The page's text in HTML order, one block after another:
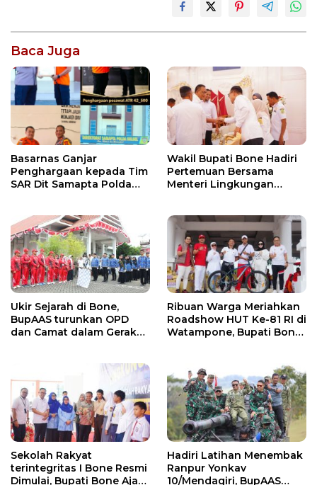
Baca Juga
Basarnas Ganjar
Penghargaan kepada Tim
SAR Dit Samapta Polda
Wakil Bupati Bone Hadiri
Pertemuan Bersama
Menteri Lingkungan
PSEL
Ukir Sejarah di Bone,
BupAAS turunkan OPD
dan Camat dalam Gerak
Ribuan Warga Meriahkan
Roadshow HUT Ke-81 RI di
Watampone, Bupati Bone
Semangat Membangun
Daerah
Sekolah Rakyat
terintegritas I Bone Resmi
Dimulai, Bupati Bone Ajak
Hadiri Latihan Menembak
Ranpur Yonkav
10/Mendagiri, BupAAS